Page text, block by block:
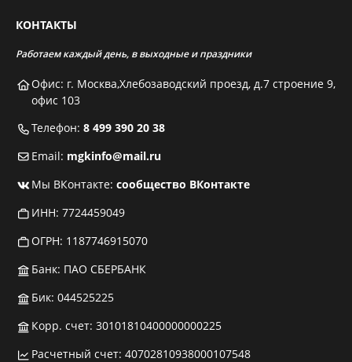
КОНТАКТЫ
Работаем каждый день, в выходные и праздники
Офис: г. Москва,Хлебозаводский проезд, д.7 строение 9,
офис 103
Телефон: 8 499 390 20 38
Email: mgkinfo@mail.ru
Мы ВКонтакте: сообщество ВКонтакте
ИНН: 7724459049
ОГРН: 1187746915070
Банк: ПАО СБЕРБАНК
Бик: 044525225
Корр. счет: 30101810400000000225
Расчетный счет: 40702810938000107548